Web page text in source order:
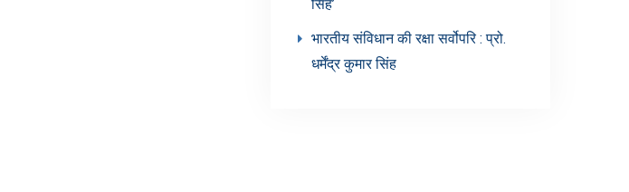
सिंह’
भारतीय संविधान की रक्षा सर्वोपरि : प्रो.
धर्मेंद्र कुमार सिंह